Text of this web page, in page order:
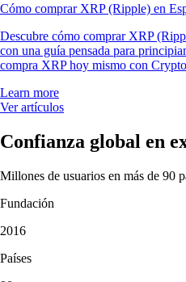
Cómo comprar XRP (Ripple) en
Descubre cómo comprar XRP
con una guía pensada para
compra XRP hoy mismo con
Learn more
Ver artículos
Confianza global en
Millones de usuarios en más de 90
Fundación
2016
Países